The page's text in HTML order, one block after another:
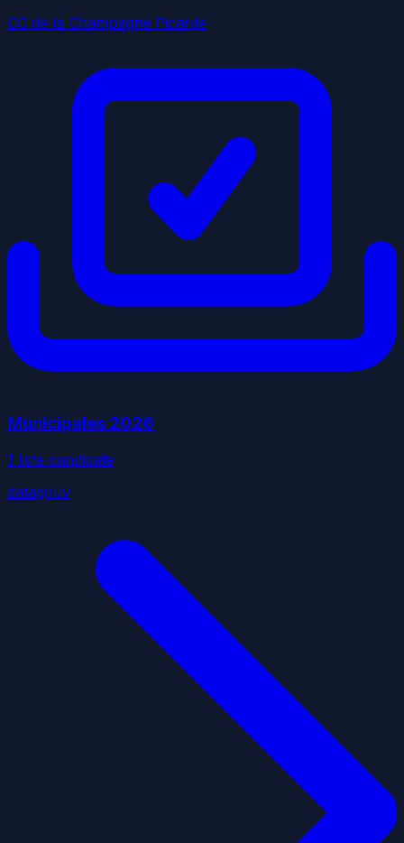
CC de la Champagne Picarde
Municipales 2026
1 liste candidate
datagouv